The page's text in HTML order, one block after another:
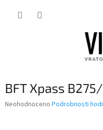
BFT Xpass
Průměrné
Neohodnoceno Podrobnosti